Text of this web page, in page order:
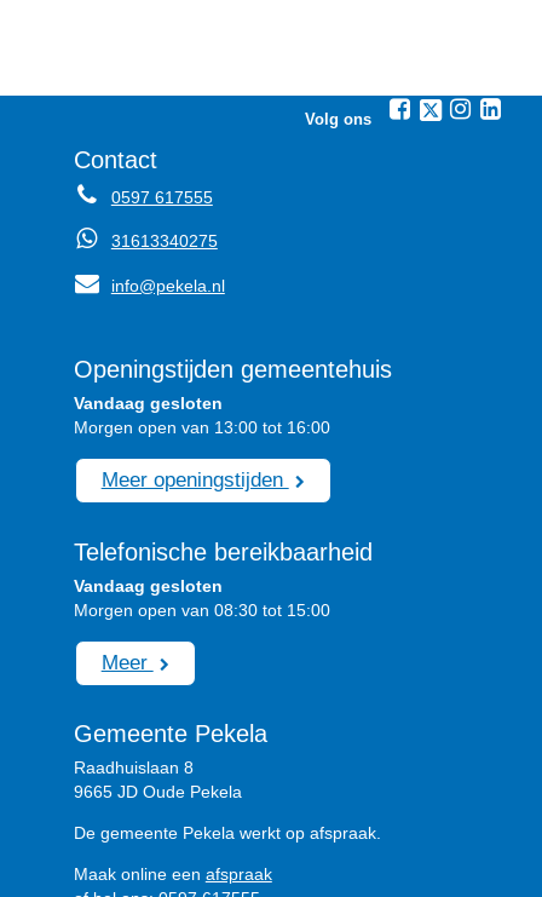
Volg ons
Contact
0597 617555
31613340275
info@pekela.nl
Openingstijden gemeentehuis
Vandaag gesloten
Morgen open van 13:00 tot 16:00
Meer openingstijden
Telefonische bereikbaarheid
Vandaag gesloten
Morgen open van 08:30 tot 15:00
Meer
Gemeente Pekela
Raadhuislaan 8
9665 JD Oude Pekela
De gemeente Pekela werkt op afspraak.
Maak online een afspraak